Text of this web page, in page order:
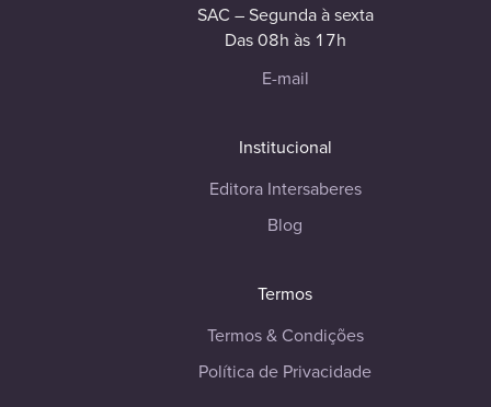
SAC – Segunda à sexta
Das 08h às 17h
E-mail
Institucional
Editora Intersaberes
Blog
Termos
Termos & Condições
Política de Privacidade